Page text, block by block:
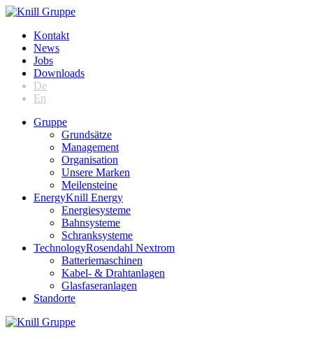
Kontakt
News
Jobs
Downloads
De
En
Gruppe
Grundsätze
Management
Organisation
Unsere Marken
Meilensteine
EnergyKnill Energy
Energiesysteme
Bahnsysteme
Schranksysteme
TechnologyRosendahl Nextrom
Batteriemaschinen
Kabel- & Drahtanlagen
Glasfaseranlagen
Standorte